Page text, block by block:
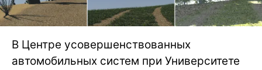
В Центре усовершенствованных
автомобильных систем при Университете